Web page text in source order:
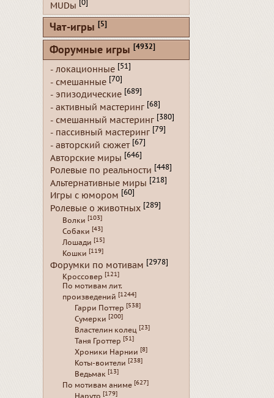
MUDы [0]
Чат-игры [5]
Форумные игры [4932]
- локационные [51]
- смешанные [70]
- эпизодические [689]
- активный мастеринг [68]
- смешанный мастеринг [380]
- пассивный мастеринг [79]
- авторский сюжет [67]
Авторские миры [646]
Ролевые по реальности [448]
Альтернативные миры [218]
Игры с юмором [60]
Ролевые о животных [289]
Волки [103]
Собаки [43]
Лошади [15]
Кошки [119]
Форумки по мотивам [2978]
Кроссовер [121]
По мотивам лит.
произведений [1244]
Гарри Поттер [538]
Сумерки [200]
Властелин колец [23]
Таня Гроттер [51]
Хроники Нарнии [8]
Коты-воители [238]
Ведьмак [13]
По мотивам аниме [627]
[179]